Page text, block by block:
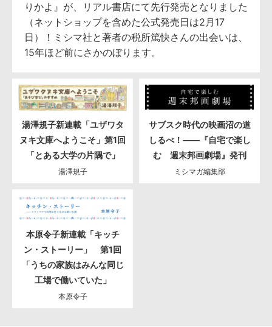
りかよ』が、リアル書店にて先行発売となりました
（ネットショップを含めた公式発売日は2月17
日）！ミシマ社と著者の税所篤快さんの出会いは、
15年ほど前にさかのぼります。
湯澤規子新連載「ユザワタ
ヌキ文庫へようこそ」第1回
「とある大学の片隅で」
湯澤規子
サブスク時代の映画沼の道
しるべ！――『自宅で楽し
む 週末邦画劇場』発刊
ミシマガ編集部
本原令子新連載「キッチ
ン・ストーリー」 第1回
「うちの家族はみんな同じ
工場で働いていた」
本原令子